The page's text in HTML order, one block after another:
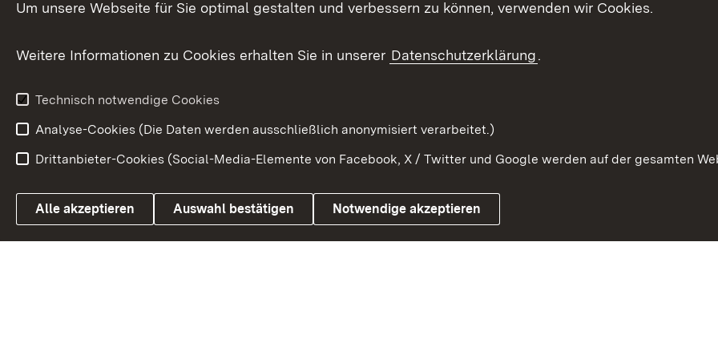
Weitere
Bürgerbeauftragte Beteiligung stärken
Link zum Landesportal
Impressum Kontakt
Um unsere Webseite für Sie optimal gestalten und verbessern zu können, verwenden wir Cookies.
Weitere Informationen zu Cookies erhalten Sie in unserer Datenschutzerklärung.
Technisch notwendige Cookies
Analyse-Cookies (Die Daten werden ausschließlich anonymisiert verarbeitet.)
Drittanbieter-Cookies (Social-Media-Elemente von Facebook, X / Twitter und Google werden auf der gesamten
Alle akzeptieren Auswahl bestätigen Notwendige akzeptieren